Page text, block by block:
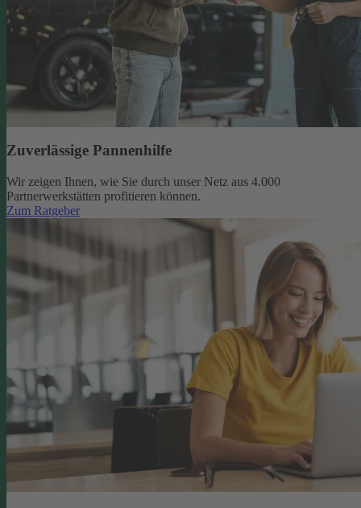
Zuverlässige Pannenhilfe
Wir zeigen Ihnen, wie Sie durch unser Netz aus 4.000
Partnerwerkstätten profitieren können.
Zum Ratgeber